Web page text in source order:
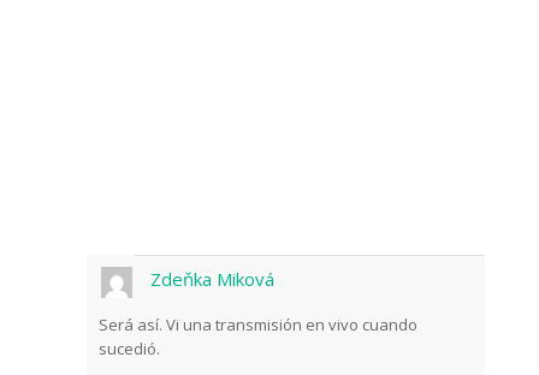
Zdeňka Miková
Será así. Vi una transmisión en vivo cuando
sucedió.